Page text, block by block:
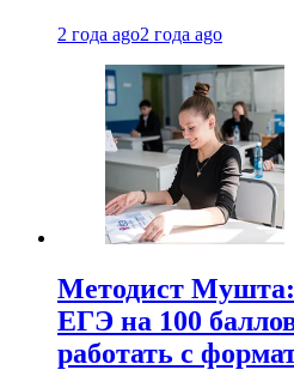
2 года ago2 года ago
Методист Мушта:
ЕГЭ на 100
работать с